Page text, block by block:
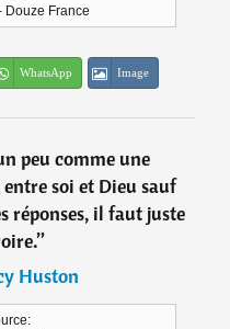
Douze France
WhatsApp Image
peu comme une
soi et Dieu sauf
réponses, il faut juste
”
Huston